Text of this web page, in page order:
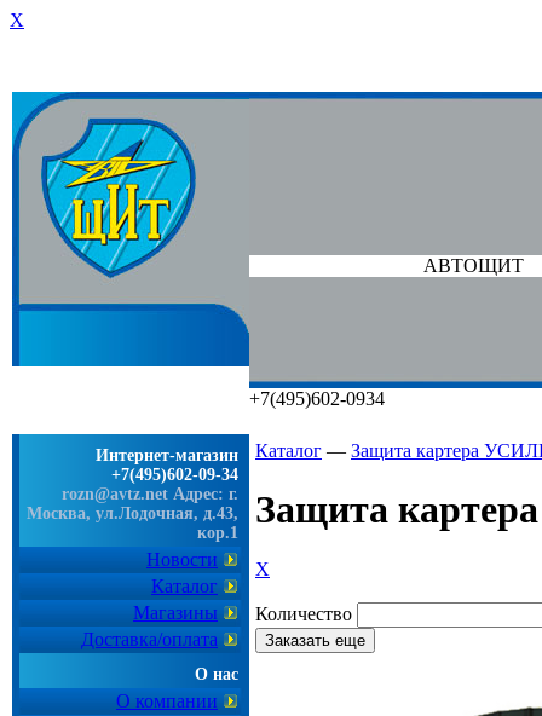
X
АВТОЩИТ
+7(495)602-0934
Интернет-магазин
+7(495)602-09-34
rozn@avtz.net Адрес: г.
Москва, ул.Лодочная, д.43,
кор.1
Новости
Каталог
Магазины
Доставка/оплата
О нас
О компании
Каталог — Защита картера
Защита
X
Количество
Заказать еще